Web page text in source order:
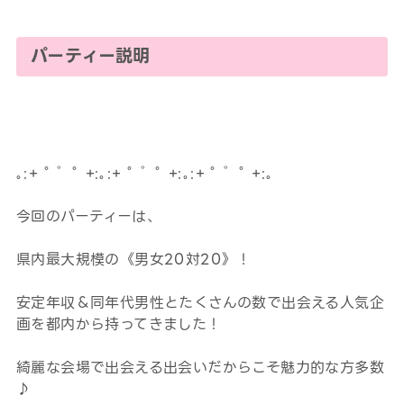
パーティー説明
｡:+ ﾟ ゜ﾟ +:｡:+ ﾟ ゜ﾟ +:｡:+ ﾟ ゜ﾟ +:｡
今回のパーティーは、
県内最大規模の《男女20対20》！
安定年収＆同年代男性とたくさんの数で出会える人気企
画を都内から持ってきました！
綺麗な会場で出会える出会いだからこそ魅力的な方多数
♪